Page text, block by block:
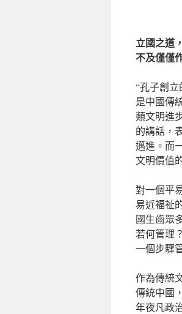
立國之道
不及僅僅
“孔子創
是中國傳
類文明進
的講話，
邁進。而
文明價值
對一個平
易近福祉
國生齒眾
若何管理
一個步驟
作為傳統
傳統中國
年夜凡政